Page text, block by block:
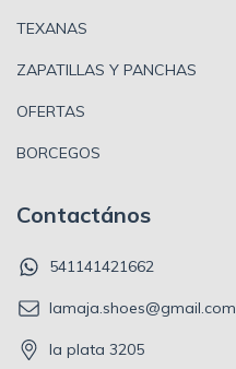
TEXANAS
ZAPATILLAS Y PANCHAS
OFERTAS
BORCEGOS
Contactános
541141421662
lamaja.shoes@gmail.com
la plata 3205